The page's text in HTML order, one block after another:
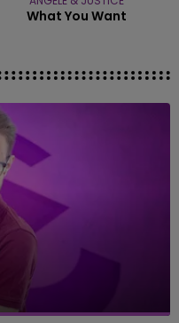
What You Want